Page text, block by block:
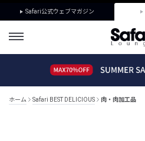
Safari公式ウェブマガジン
ホーム Safari BEST DELICIOUS 肉・肉加工品